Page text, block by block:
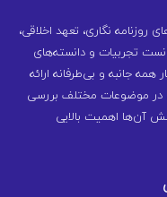
روزنامه نگاری، تعهد اخلاقی،
تاسیس شد و توانست تجربیات و دانسته‌های
همه جانبه و بی‌طرفانه ارائه
در موضوعات مختلف بررسی
آن‌ها اهمیت بالایی